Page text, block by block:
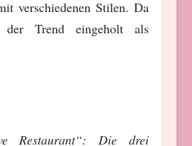
verschiedenen Stilen. Da
Trend eingeholt als
Restaurant“: Die drei